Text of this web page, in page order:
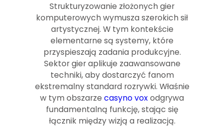
Strukturyzowanie złożonych gier
komputerowych wymusza szerokich sił
artystycznej. W tym kontekście
elementarne są systemy, które
przyspieszają zadania produkcyjne.
Sektor gier aplikuje zaawansowane
techniki, aby dostarczyć fanom
ekstremalny standard rozrywki. Właśnie
w tym obszarze casyno vox odgrywa
fundamentalną funkcję, stając się
łącznik między wizją a realizacją.